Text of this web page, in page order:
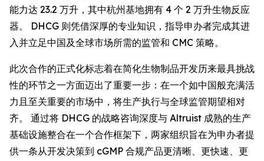
能力达 23.2 万升，其中杭州基地拥有 4 个 2 万升生物反应
器。 DHCG 则凭借深厚的专业知识，指导申办者完成其进
入并立足中国及全球市场所需的监管和 CMC 策略。
此次合作的正式化标志着在简化生物制品开发历来最具挑战
性的环节之一方面迈出了重要一步：在一个如中国般充满活
力且至关重要的市场中，将生产执行与全球监管期望相对
齐。 通过将 DHCG 的战略咨询深度与 Altruist 成熟的生产
基础设施整合在一个合作框架下，两家组织旨在为申办者提
供一条从开发决策到 cGMP 合规产品更清晰、更快速、更